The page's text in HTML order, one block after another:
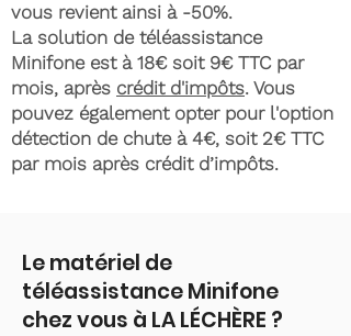
vous revient ainsi à -50%.
La solution de téléassistance
Minifone est à 18€ soit 9€ TTC par
mois, après crédit d'impôts. Vous
pouvez également opter pour l'option
détection de chute à 4€, soit 2€ TTC
par mois après crédit d’impôts.
Le matériel de
téléassistance Minifone
chez vous à LA LÉCHÈRE ?